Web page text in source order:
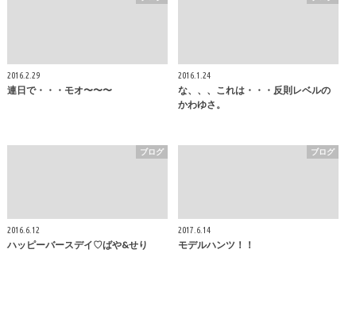
2016.2.29
連日で・・・モオ〜〜〜
2016.1.24
な、、、これは・・・反則レベルの
かわゆさ。
ブログ
2016.6.12
ハッピーバースデイ♡ばや&せり
ブログ
2017.6.14
モデルハンツ！！